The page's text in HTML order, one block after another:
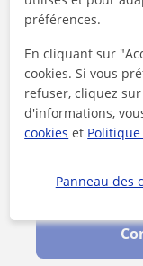
En cliquant sur l'un
mentions légaleset
préférences.
En cliquant sur
cookies. Si vous
refuser, cliquez
d'informations,
cookies et
Panneau des